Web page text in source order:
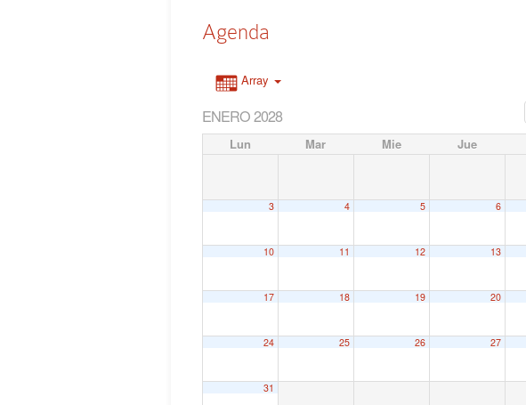
Agenda
Array
ENERO 2028
Lun Mar Mie Jue
3 4 5 6
10 11 12 13
17 18 19 20
24 25 26 27
31